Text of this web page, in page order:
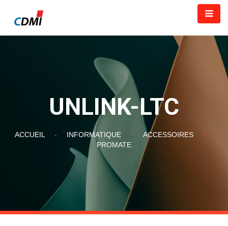
UNLINK-LTC
ACCUEIL - INFORMATIQUE - ACCESSOIRES
-
PROMATE